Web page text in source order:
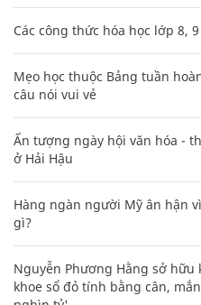
Các công thức hóa học lớp 8,
Mẹo học thuộc Bảng tuần
câu nói vui vẻ
Ấn tượng ngày hội văn hóa -
ở Hải Hậu
Hàng ngàn người Mỹ ân hận
gì?
Nguyễn Phương Hằng sở
khoe sổ đỏ tính bằng cân,